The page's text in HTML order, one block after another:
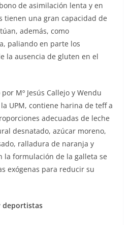
de asimilación lenta y en
tienen una gran capacidad de
además, como
paliando en parte los
la ausencia de gluten en el
Mº Jesús Callejo y Wendu
UPM, contiene harina de teff a
adecuadas de leche
desnatado, azúcar moreno,
ralladura de naranja y
la formulación de la galleta se
exógenas para reducir su
deportistas